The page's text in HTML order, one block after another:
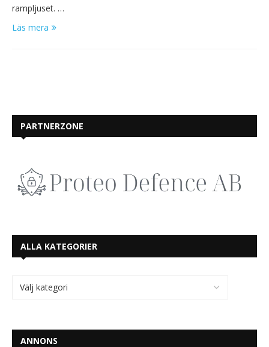
rampljuset. …
Läs mera
PARTNERZONE
ALLA KATEGORIER
ANNONS